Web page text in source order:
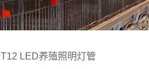
T12 LED养殖照明灯管